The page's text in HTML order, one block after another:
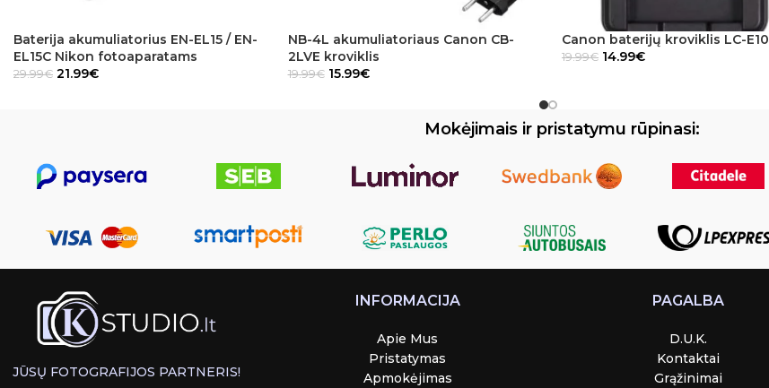
Baterija akumuliatorius EN-EL15 / EN-
EL15C Nikon fotoaparatams
29.99€ 21.99€
NB-4L akumuliatoriaus Canon CB-
2LVE kroviklis
19.99€ 15.99€
Canon baterijų kroviklis LC-E10
19.99€ 14.99€
Mokėjimais ir pristatymu rūpinasi:
JŪSŲ FOTOGRAFIJOS PARTNERIS!
INFORMACIJA
Apie Mus
Pristatymas
Apmokėjimas
PAGALBA
D.U.K.
Kontaktai
Grąžinimai